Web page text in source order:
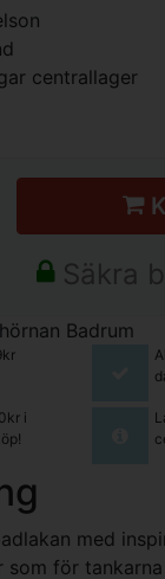
centrallager
Säkra
Badrum
i
med
som för